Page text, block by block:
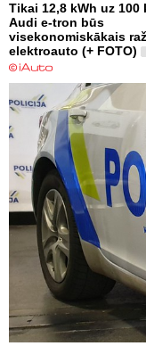
Tikai 12,8 kWh uz 100
Audi e-tron būs
visekonomiskākais
elektroauto (+ FOTO)